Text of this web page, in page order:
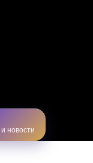
новости